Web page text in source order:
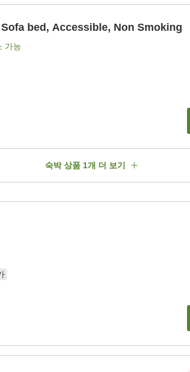
bed, Accessible, Non Smoking
가능
숙박 상품 1개 더 보기